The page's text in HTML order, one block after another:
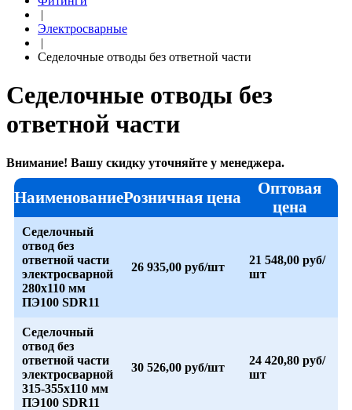
|
Электросварные
|
Седелочные отводы без ответной части
Седелочные отводы без
ответной части
Внимание! Вашу скидку уточняйте у менеджера.
НаименованиеРозничная цена
Оптовая
цена
Седелочный
отвод без
ответной части
электросварной
280x110 мм
ПЭ100 SDR11
26 935,00 руб/шт
21 548,00 руб/
шт
Седелочный
отвод без
ответной части
электросварной
315-355x110 мм
ПЭ100 SDR11
30 526,00 руб/шт
24 420,80 руб/
шт